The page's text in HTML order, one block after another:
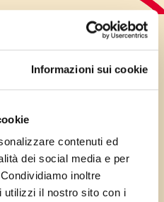
Informazioni sui cookie
contenuti ed
dei social media e per
inoltre
utilizzi il nostro sito con i
fredde per la
non c’è niente
non una soffice
Basta poco